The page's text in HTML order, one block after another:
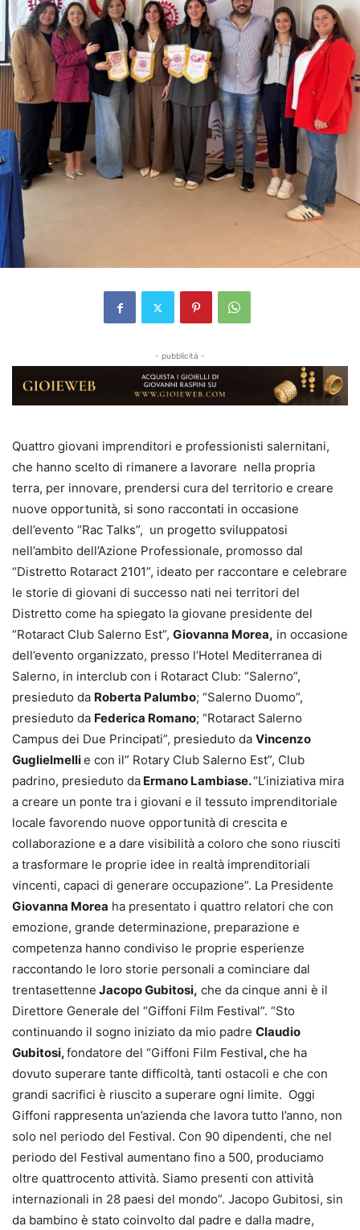
- pubblicità -
Quattro giovani imprenditori e professionisti salernitani,
che hanno scelto di rimanere a lavorare nella propria
terra, per innovare, prendersi cura del territorio e creare
nuove opportunità, si sono raccontati in occasione
dell’evento “Rac Talks”, un progetto sviluppatosi
nell’ambito dell’Azione Professionale, promosso dal
“Distretto Rotaract 2101”, ideato per raccontare e celebrare
le storie di giovani di successo nati nei territori del
Distretto come ha spiegato la giovane presidente del
“Rotaract Club Salerno Est”, Giovanna Morea, in occasione
dell’evento organizzato, presso l’Hotel Mediterranea di
Salerno, in interclub con i Rotaract Club: “Salerno”,
presieduto da Roberta Palumbo; “Salerno Duomo”,
presieduto da Federica Romano; “Rotaract Salerno
Campus dei Due Principati”, presieduto da Vincenzo
Guglielmellie con il” Rotary Club Salerno Est”, Club
padrino, presieduto da Ermano Lambiase.“L’iniziativa mira
a creare un ponte tra i giovani e il tessuto imprenditoriale
locale favorendo nuove opportunità di crescita e
collaborazione e a dare visibilità a coloro che sono riusciti
a trasformare le proprie idee in realtà imprenditoriali
vincenti, capaci di generare occupazione”. La Presidente
Giovanna Morea ha presentato i quattro relatori che con
emozione, grande determinazione, preparazione e
competenza hanno condiviso le proprie esperienze
raccontando le loro storie personali a cominciare dal
trentasettenne Jacopo Gubitosi, che da cinque anni è il
Direttore Generale del “Giffoni Film Festival”. “Sto
continuando il sogno iniziato da mio padre Claudio
Gubitosi,fondatore del “Giffoni Film Festival,che ha
dovuto superare tante difficoltà, tanti ostacoli e che con
grandi sacrifici è riuscito a superare ogni limite. Oggi
Giffoni rappresenta un’azienda che lavora tutto l’anno, non
solo nel periodo del Festival. Con 90 dipendenti, che nel
periodo del Festival aumentano fino a 500, produciamo
oltre quattrocento attività. Siamo presenti con attività
internazionali in 28 paesi del mondo”. Jacopo Gubitosi, sin
da bambino è stato coinvolto dal padre e dalla madre,